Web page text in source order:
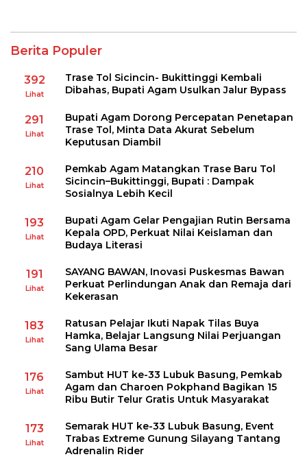
Berita Populer
392
Lihat
Trase Tol Sicincin- Bukittinggi Kembali
Dibahas, Bupati Agam Usulkan Jalur Bypass
291
Lihat
Bupati Agam Dorong Percepatan Penetapan
Trase Tol, Minta Data Akurat Sebelum
Keputusan Diambil
210
Lihat
Pemkab Agam Matangkan Trase Baru Tol
Sicincin–Bukittinggi, Bupati : Dampak
Sosialnya Lebih Kecil
193
Lihat
Bupati Agam Gelar Pengajian Rutin Bersama
Kepala OPD, Perkuat Nilai Keislaman dan
Budaya Literasi
191
Lihat
SAYANG BAWAN, Inovasi Puskesmas Bawan
Perkuat Perlindungan Anak dan Remaja dari
Kekerasan
183
Lihat
Ratusan Pelajar Ikuti Napak Tilas Buya
Hamka, Belajar Langsung Nilai Perjuangan
Sang Ulama Besar
176
Lihat
Sambut HUT ke-33 Lubuk Basung, Pemkab
Agam dan Charoen Pokphand Bagikan 15
Ribu Butir Telur Gratis Untuk Masyarakat
173
Lihat
Semarak HUT ke-33 Lubuk Basung, Event
Trabas Extreme Gunung Silayang Tantang
Adrenalin Rider